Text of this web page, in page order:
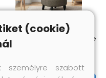
Papucs fotel Sötétszürke
56,5 x 70 x 110 cm Műsuede
44 600 Ft
(cookie)
személyre szabott